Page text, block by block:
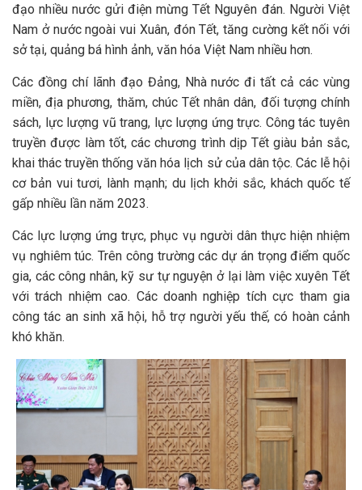
đạo nhiều nước gửi điện mừng Tết Nguyên đán. Người Việt
Nam ở nước ngoài vui Xuân, đón Tết, tăng cường kết nối với
sở tại, quảng bá hình ảnh, văn hóa Việt Nam nhiều hơn.
Các đồng chí lãnh đạo Đảng, Nhà nước đi tất cả các vùng
miền, địa phương, thăm, chúc Tết nhân dân, đối tượng chính
sách, lực lượng vũ trang, lực lượng ứng trực. Công tác tuyên
truyền được làm tốt, các chương trình dịp Tết giàu bản sắc,
khai thác truyền thống văn hóa lịch sử của dân tộc. Các lễ hội
cơ bản vui tươi, lành mạnh; du lịch khởi sắc, khách quốc tế
gấp nhiều lần năm 2023.
Các lực lượng ứng trực, phục vụ người dân thực hiện nhiệm
vụ nghiêm túc. Trên công trường các dự án trọng điểm quốc
gia, các công nhân, kỹ sư tự nguyện ở lại làm việc xuyên Tết
với trách nhiệm cao. Các doanh nghiệp tích cực tham gia
công tác an sinh xã hội, hỗ trợ người yếu thế, có hoàn cảnh
khó khăn.